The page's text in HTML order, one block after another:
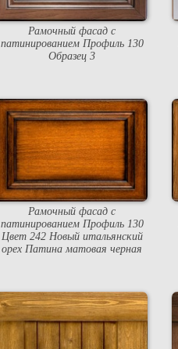
Рамочный фасад с
патинированием Профиль 130
Образец 3
Рамочный фасад с
патинированием Профиль 130
Цвет 242 Новый итальянский
орех Патина матовая черная